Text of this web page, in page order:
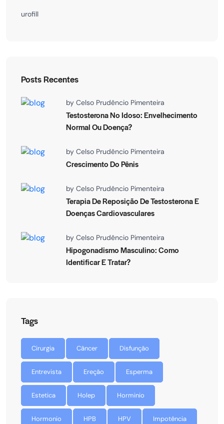
urofill
Posts Recentes
by Celso Prudêncio Pimenteira
Testosterona No Idoso: Envelhecimento
Normal Ou Doença?
by Celso Prudêncio Pimenteira
Crescimento Do Pênis
by Celso Prudêncio Pimenteira
Terapia De Reposição De Testosterona E
Doenças Cardiovasculares
by Celso Prudêncio Pimenteira
Hipogonadismo Masculino: Como
Identificar E Tratar?
Tags
Cirurgia Câncer Disfunção
Entrevista Ereção Esperma
Estetica Holep Horminio
Hormonio HPB HPV Impotência